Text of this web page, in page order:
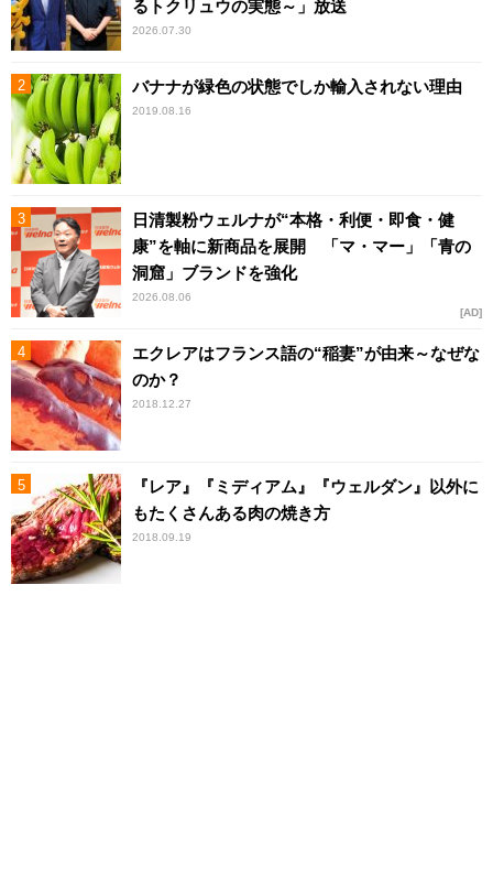
るトクリュウの実態～」放送
2026.07.30
バナナが緑色の状態でしか輸入されない理由
2019.08.16
日清製粉ウェルナが“本格・利便・即食・健
康”を軸に新商品を展開 「マ・マー」「青の
洞窟」ブランドを強化
2026.08.06
AD
エクレアはフランス語の“稲妻”が由来～なぜな
のか？
2018.12.27
『レア』『ミディアム』『ウェルダン』以外に
もたくさんある肉の焼き方
2018.09.19